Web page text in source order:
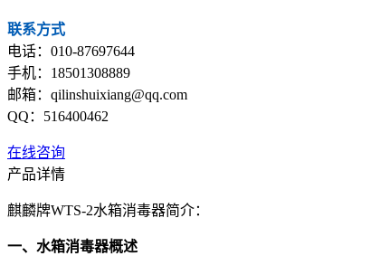
联系方式
电话：010-87697644
手机：18501308889
邮箱：qilinshuixiang@qq.com
QQ：516400462
在线咨询
产品详情
麒麟牌WTS-2水箱消毒器简介：
一、水箱消毒器概述